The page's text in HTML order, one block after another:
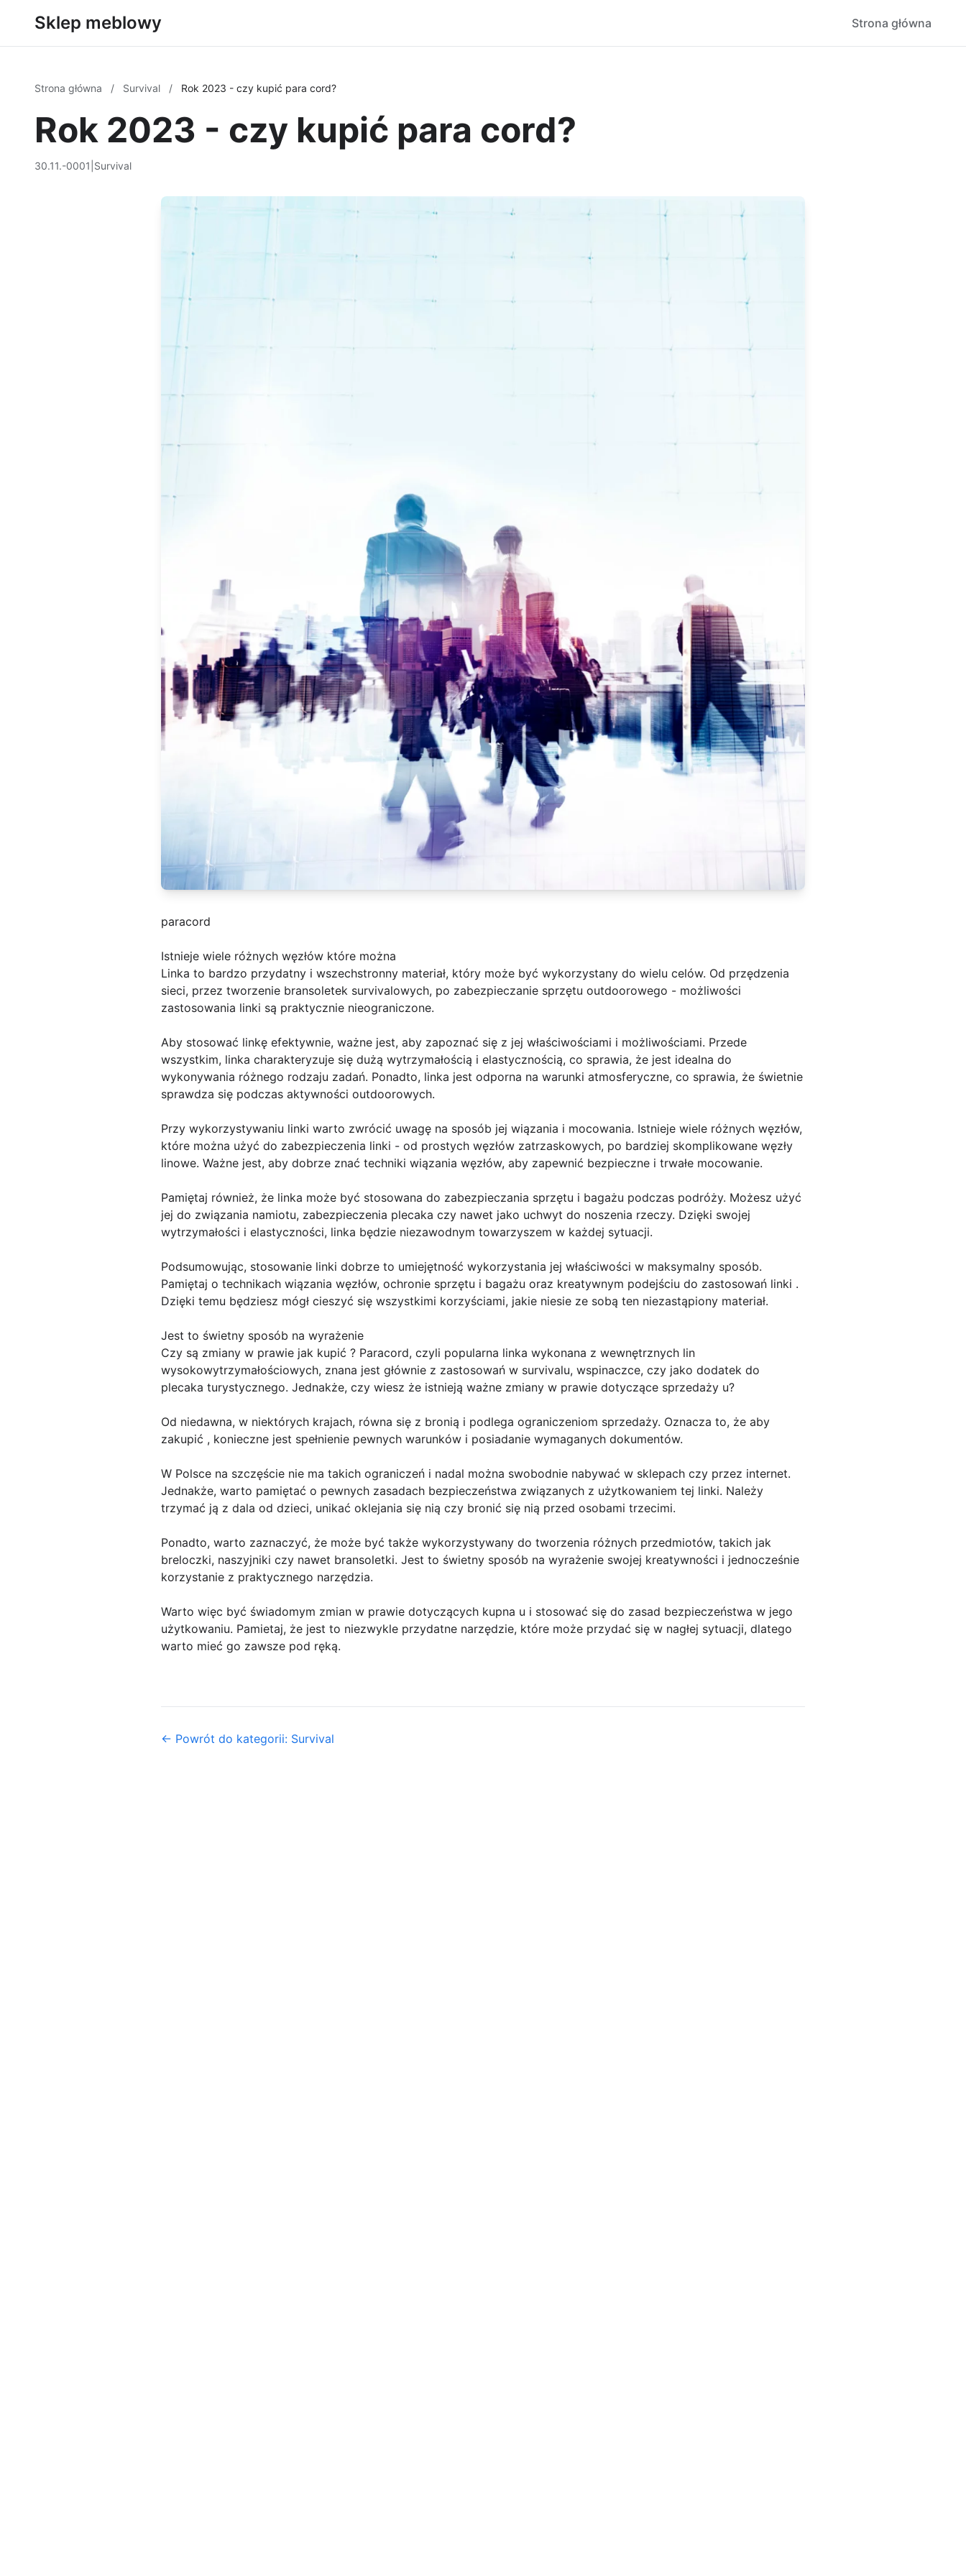
Sklep meblowy Strona główna
Strona główna / Survival / Rok 2023 - czy kupić para cord?
Rok 2023 - czy kupić para cord?
30.11.-0001 Survival
paracord
Istnieje wiele różnych węzłów które można
Linka to bardzo przydatny i wszechstronny materiał, który może być wykorzystany do wielu celów. Od przędzenia
sieci, przez tworzenie bransoletek survivalowych, po zabezpieczanie sprzętu outdoorowego - możliwości
zastosowania linki są praktycznie nieograniczone.
Aby stosować linkę efektywnie, ważne jest, aby zapoznać się z jej właściwościami i możliwościami. Przede
wszystkim, linka charakteryzuje się dużą wytrzymałością i elastycznością, co sprawia, że jest idealna do
wykonywania różnego rodzaju zadań. Ponadto, linka jest odporna na warunki atmosferyczne, co sprawia, że świetnie
sprawdza się podczas aktywności outdoorowych.
Przy wykorzystywaniu linki warto zwrócić uwagę na sposób jej wiązania i mocowania. Istnieje wiele różnych węzłów,
które można użyć do zabezpieczenia linki - od prostych węzłów zatrzaskowych, po bardziej skomplikowane węzły
linowe. Ważne jest, aby dobrze znać techniki wiązania węzłów, aby zapewnić bezpieczne i trwałe mocowanie.
Pamiętaj również, że linka może być stosowana do zabezpieczania sprzętu i bagażu podczas podróży. Możesz użyć
jej do związania namiotu, zabezpieczenia plecaka czy nawet jako uchwyt do noszenia rzeczy. Dzięki swojej
wytrzymałości i elastyczności, linka będzie niezawodnym towarzyszem w każdej sytuacji.
Podsumowując, stosowanie linki dobrze to umiejętność wykorzystania jej właściwości w maksymalny sposób.
Pamiętaj o technikach wiązania węzłów, ochronie sprzętu i bagażu oraz kreatywnym podejściu do zastosowań linki .
Dzięki temu będziesz mógł cieszyć się wszystkimi korzyściami, jakie niesie ze sobą ten niezastąpiony materiał.
Jest to świetny sposób na wyrażenie
Czy są zmiany w prawie jak kupić ? Paracord, czyli popularna linka wykonana z wewnętrznych lin
wysokowytrzymałościowych, znana jest głównie z zastosowań w survivalu, wspinaczce, czy jako dodatek do
plecaka turystycznego. Jednakże, czy wiesz że istnieją ważne zmiany w prawie dotyczące sprzedaży u?
Od niedawna, w niektórych krajach, równa się z bronią i podlega ograniczeniom sprzedaży. Oznacza to, że aby
zakupić , konieczne jest spełnienie pewnych warunków i posiadanie wymaganych dokumentów.
W Polsce na szczęście nie ma takich ograniczeń i nadal można swobodnie nabywać w sklepach czy przez internet.
Jednakże, warto pamiętać o pewnych zasadach bezpieczeństwa związanych z użytkowaniem tej linki. Należy
trzymać ją z dala od dzieci, unikać oklejania się nią czy bronić się nią przed osobami trzecimi.
Ponadto, warto zaznaczyć, że może być także wykorzystywany do tworzenia różnych przedmiotów, takich jak
breloczki, naszyjniki czy nawet bransoletki. Jest to świetny sposób na wyrażenie swojej kreatywności i jednocześnie
korzystanie z praktycznego narzędzia.
Warto więc być świadomym zmian w prawie dotyczących kupna u i stosować się do zasad bezpieczeństwa w jego
użytkowaniu. Pamietaj, że jest to niezwykle przydatne narzędzie, które może przydać się w nagłej sytuacji, dlatego
warto mieć go zawsze pod ręką.
← Powrót do kategorii: Survival